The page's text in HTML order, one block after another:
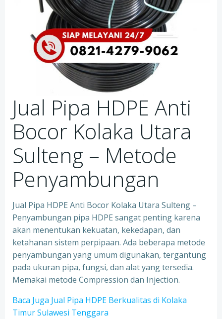
Jual Pipa HDPE Anti
Bocor Kolaka Utara
Sulteng – Metode
Penyambungan
Jual Pipa HDPE Anti Bocor Kolaka Utara Sulteng –
Penyambungan pipa HDPE sangat penting karena
akan menentukan kekuatan, kekedapan, dan
ketahanan sistem perpipaan. Ada beberapa metode
penyambungan yang umum digunakan, tergantung
pada ukuran pipa, fungsi, dan alat yang tersedia.
Memakai metode Compression dan Injection.
Baca Juga Jual Pipa HDPE Berkualitas di Kolaka
Timur Sulawesi Tenggara